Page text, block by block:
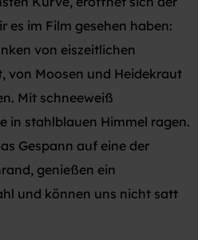
es im Film gesehen haben:
von eiszeitlichen
von Moosen und Heidekraut
Mit schneeweiß
in stahlblauen Himmel ragen.
Gespann auf eine der
genießen ein
und können uns nicht satt